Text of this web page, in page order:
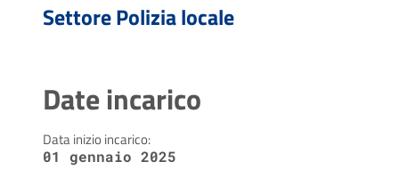
Settore Polizia locale
Date incarico
Data inizio incarico:
01 gennaio 2025